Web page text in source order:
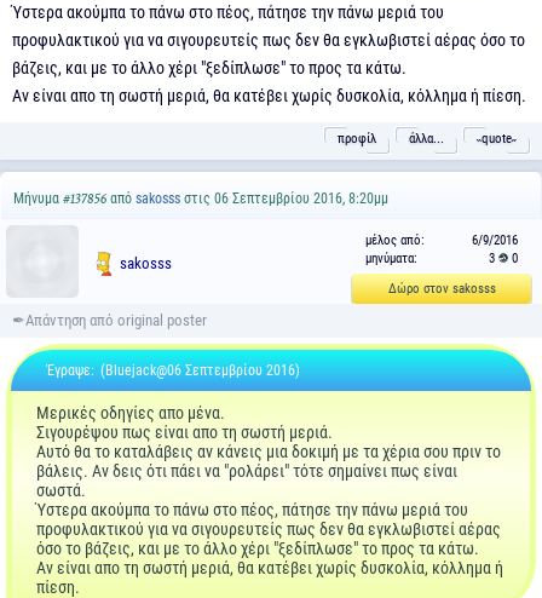
Ύστερα ακούμπα το πάνω στο πέος, πάτησε την πάνω μεριά του
προφυλακτικού για να σιγουρευτείς πως δεν θα εγκλωβιστεί αέρας όσο το
βάζεις, και με το άλλο χέρι "ξεδίπλωσε" το προς τα κάτω.
Αν είναι απο τη σωστή μεριά, θα κατέβει χωρίς δυσκολία, κόλλημα ή πίεση.
προφίλ άλλα... ˵quote˶
Μήνυμα #137856 από sakosss στις 06 Σεπτεμβρίου 2016, 8:20μμ
sakosss
μέλος από:
6/9/2016
μηνύματα:
3
0
Δώρο στον sakosss
Έγραψε: (Bluejack@06 Σεπτεμβρίου 2016)
Μερικές οδηγίες απο μένα.
Σιγουρέψου πως είναι απο τη σωστή μεριά.
Αυτό θα το καταλάβεις αν κάνεις μια δοκιμή με τα χέρια σου πριν το
βάλεις. Αν δεις ότι πάει να "ρολάρει" τότε σημαίνει πως είναι
σωστά.
Ύστερα ακούμπα το πάνω στο πέος, πάτησε την πάνω μεριά του
προφυλακτικού για να σιγουρευτείς πως δεν θα εγκλωβιστεί αέρας
όσο το βάζεις, και με το άλλο χέρι "ξεδίπλωσε" το προς τα κάτω.
Αν είναι απο τη σωστή μεριά, θα κατέβει χωρίς δυσκολία, κόλλημα ή
πίεση.